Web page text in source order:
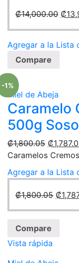
₡14,000.00 ₡
Agregar a la Lista
Compare
-1%
Miel de Abeja
Caramelo
500g
₡1,800.05 ₡
Caramelos
Agregar a la Lista
₡1,800.05 ₡
Compare
Vista rápida